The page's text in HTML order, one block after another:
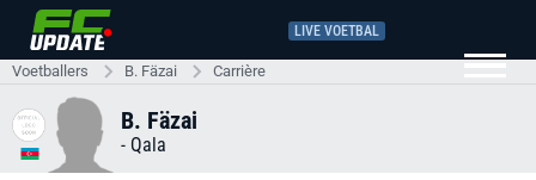
LIVE VOETBAL
Voetballers B. Fäzai Carrière
B. Fäzai
- Qala